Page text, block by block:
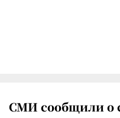
СМИ сообщили о